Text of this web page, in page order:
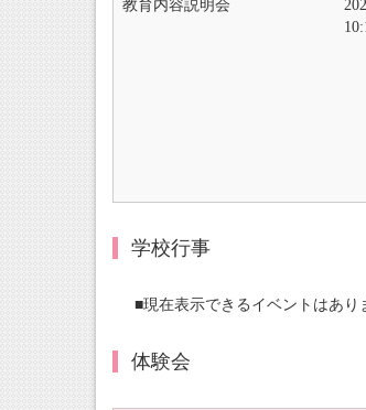
教育内容説明会
学校行事
■現在表示できるイベントはあり
体験会